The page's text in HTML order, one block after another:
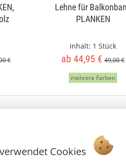
€
Lehne für
PLANKEN
Inhalt: 1 Stück
ab 44,95 € 49,00 €
mehrere Farben
Cookies